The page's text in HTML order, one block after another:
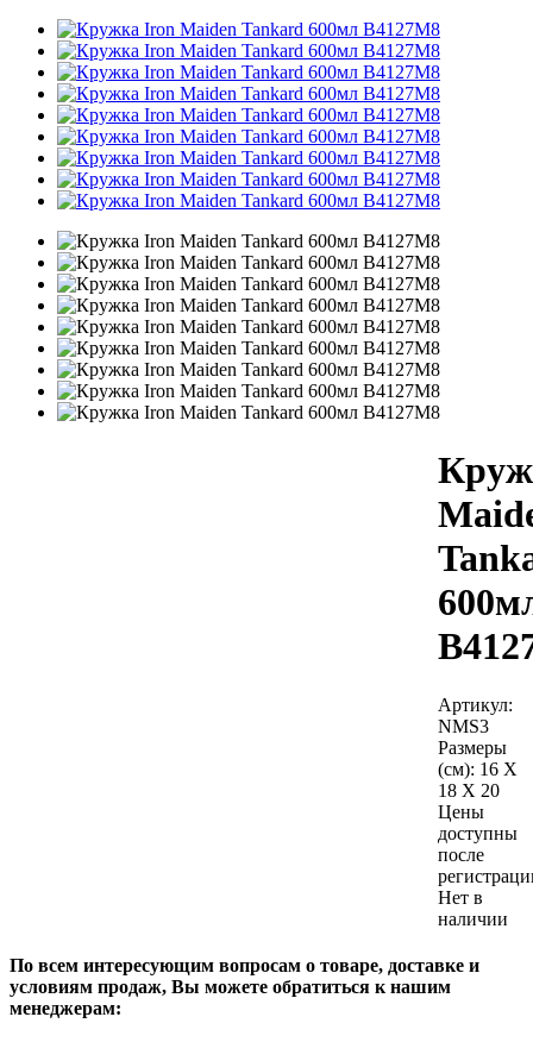
Артикул:
NMS3
Размеры
(см): 16 X
18 X 20
Цены
доступны
после
Нет в
наличии
По всем интересующим вопросам о товаре, доставке и
условиям продаж, Вы можете обратиться к нашим
менеджерам: